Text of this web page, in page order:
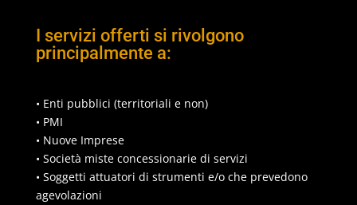
I servizi offerti si rivolgono
principalmente a:
• Enti pubblici (territoriali e non)
• PMI
• Nuove Imprese
• Società miste concessionarie di servizi
• Soggetti attuatori di strumenti e/o che prevedono
agevolazioni